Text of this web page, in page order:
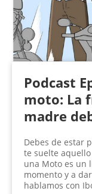
Podcast
moto: La
madre
Debes de estar
te suelte
una Moto es un
momento y a
hablamos con